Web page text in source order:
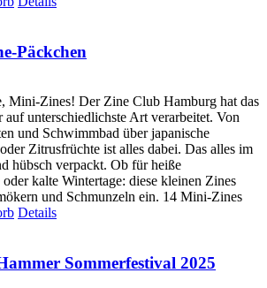
Päckchen
Mini-Zines! Der Zine Club Hamburg hat das
auf unterschiedlichste Art verarbeitet. Von
und Schwimmbad über japanische
Zitrusfrüchte ist alles dabei. Das alles im
hübsch verpackt. Ob für heiße
oder kalte Wintertage: diese kleinen Zines
und Schmunzeln ein. 14 Mini-Zines
Details
Sommerfestival 2025